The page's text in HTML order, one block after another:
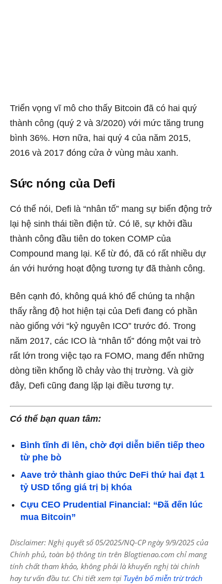
Triển vọng vĩ mô cho thấy Bitcoin đã có hai quý
thành công (quý 2 và 3/2020) với mức tăng trung
bình 36%. Hơn nữa, hai quý 4 của năm 2015,
2016 và 2017 đóng cửa ở vùng màu xanh.
Sức nóng của Defi
Có thể nói, Defi là “nhân tố” mang sự biến động trở
lại hệ sinh thái tiền điện tử. Có lẽ, sự khởi đầu
thành công đầu tiên do token COMP của
Compound mang lại. Kể từ đó, đã có rất nhiều dự
án với hướng hoạt động tương tự đã thành công.
Bên cạnh đó, không quá khó để chúng ta nhận
thấy rằng độ hot hiện tại của Defi đang có phần
nào giống với “kỷ nguyên ICO” trước đó. Trong
năm 2017, các ICO là “nhân tố” đóng một vai trò
rất lớn trong việc tạo ra FOMO, mang đến những
dòng tiền khổng lồ chảy vào thị trường. Và giờ
đây, Defi cũng đang lặp lại điều tương tự.
Có thể bạn quan tâm:
Bình tĩnh đi lên, chờ đợi diễn biến tiếp theo
từ phe bò
Aave trở thành giao thức DeFi thứ hai đạt 1
tỷ USD tổng giá trị bị khóa
Cựu CEO Prudential Financial: “Đã đến lúc
mua Bitcoin”
Disclaimer: Nghị quyết số 05/2025/NQ-CP ngày 9/9/2025 của
Chính phủ, toàn bộ thông tin trên Blogtienao.com chỉ mang
tính chất tham khảo, không phải là khuyến nghị tài chính
hay tư vấn đầu tư. Chi tiết xem tại Tuyên bố miễn trừ trách